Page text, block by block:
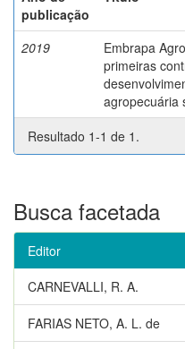
publicação
2019
Embrapa
primeiras
agropecuária
Resultado 1-1 de 1.
Busca facetada
Editor
CARNEVALLI, R. A.
FARIAS NETO, A. L. de